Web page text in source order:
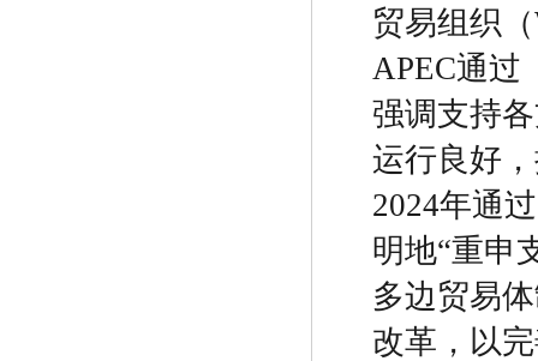
贸易组织（
APEC通过
强调支持
运行良好
2024年通
明地“重申
多边贸易
改革，以